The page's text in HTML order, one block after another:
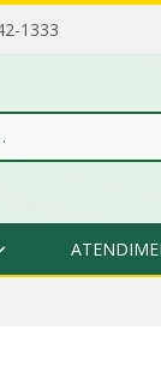
1333